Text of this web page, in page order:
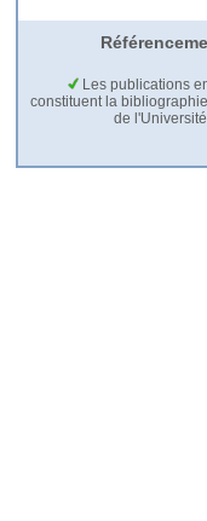
Les publications
constituent la
de